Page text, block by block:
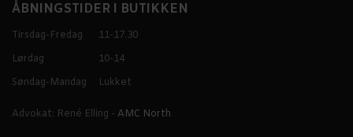
ÅBNINGSTIDER I BUTIKKEN
Tirsdag-Fredag
11-17.30
Lørdag
10-14
Søndag-Mandag
Lukket
Advokat: René Elling - AMC North